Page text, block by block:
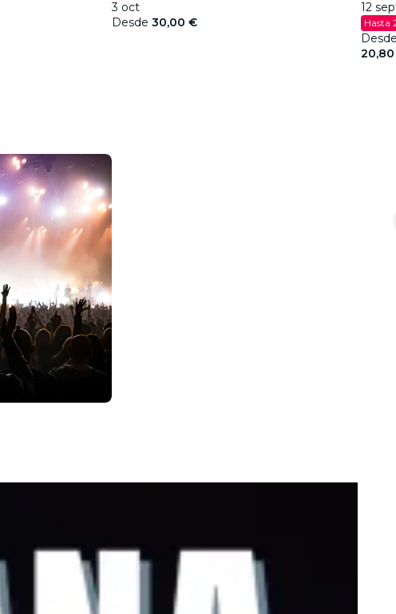
3 oct
Desde 30,00 €
12
Hasta